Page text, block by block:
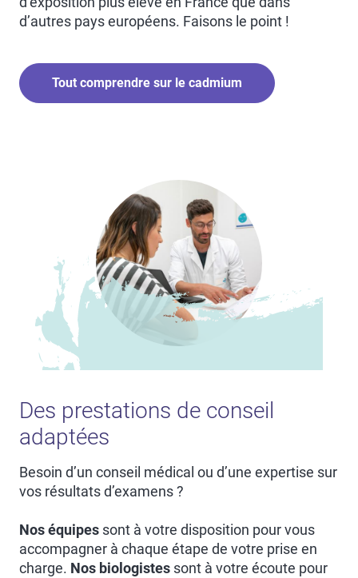
d’autres pays européens. Faisons le point !
Tout comprendre sur le cadmium
Des prestations de conseil
adaptées
Besoin d’un conseil médical ou d’une expertise sur
vos résultats d’examens ?
Nos équipes sont à votre disposition pour vous
accompagner à chaque étape de votre prise en
charge. Nos biologistes sont à votre écoute pour